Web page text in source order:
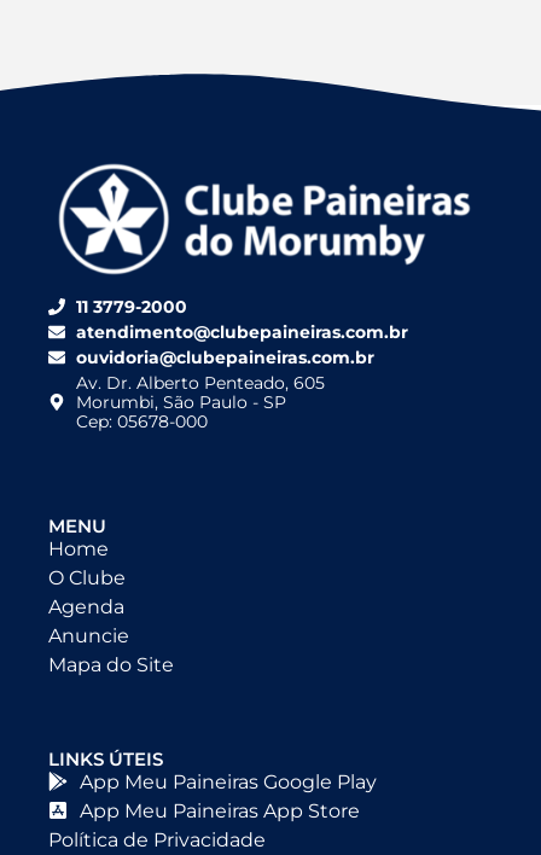
11 3779-2000
atendimento@clubepaineiras.com.br
ouvidoria@clubepaineiras.com.br
Av. Dr. Alberto Penteado, 605
Morumbi, São Paulo - SP
Cep: 05678-000
MENU
Home
O Clube
Agenda
Anuncie
Mapa do Site
LINKS ÚTEIS
App Meu Paineiras Google Play
App Meu Paineiras App Store
Política de Privacidade